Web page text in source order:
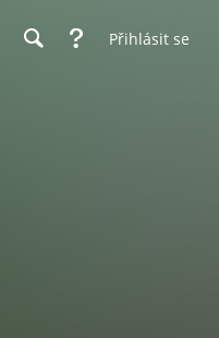
Přihlásit se